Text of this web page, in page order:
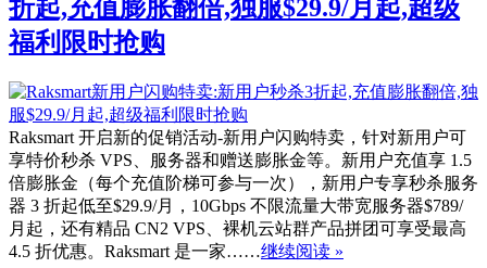
折起,充值膨胀翻倍,独服$29.9/月起,超级
福利限时抢购
Raksmart 开启新的促销活动-新用户闪购特卖，针对新用户可
享特价秒杀 VPS、服务器和赠送膨胀金等。新用户充值享 1.5
倍膨胀金（每个充值阶梯可参与一次），新用户专享秒杀服务
器 3 折起低至$29.9/月，10Gbps 不限流量大带宽服务器$789/
月起，还有精品 CN2 VPS、裸机云站群产品拼团可享受最高
4.5 折优惠。Raksmart 是一家……继续阅读 »